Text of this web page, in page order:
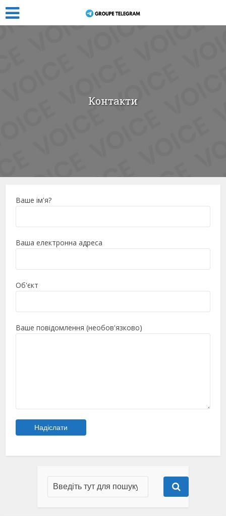
Контакти
Ваше ім'я?
Ваша електронна адреса
Об'єкт
Ваше повідомлення (необов'язково)
Будь ласка, залиште це поле порожнім.